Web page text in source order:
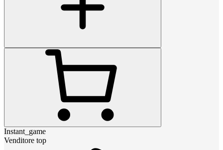
Instant_game
Venditore top